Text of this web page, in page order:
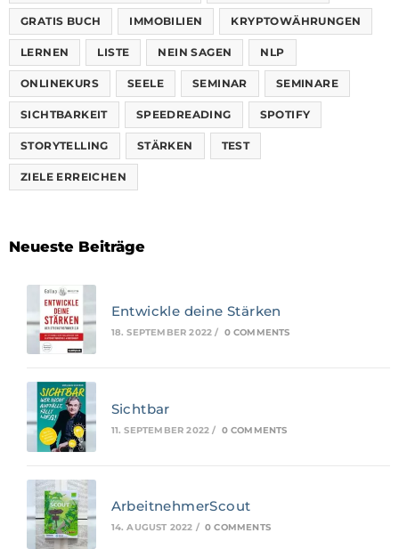
GRATIS BUCH IMMOBILIEN KRYPTOWÄHRUNGEN
LERNEN LISTE NEIN SAGEN NLP
ONLINEKURS SEELE SEMINAR SEMINARE
SICHTBARKEIT SPEEDREADING SPOTIFY
STORYTELLING STÄRKEN TEST
ZIELE ERREICHEN
Neueste Beiträge
Entwickle deine Stärken
18. SEPTEMBER 2022 / 0 COMMENTS
Sichtbar
11. SEPTEMBER 2022 / 0 COMMENTS
ArbeitnehmerScout
14. AUGUST 2022 / 0 COMMENTS